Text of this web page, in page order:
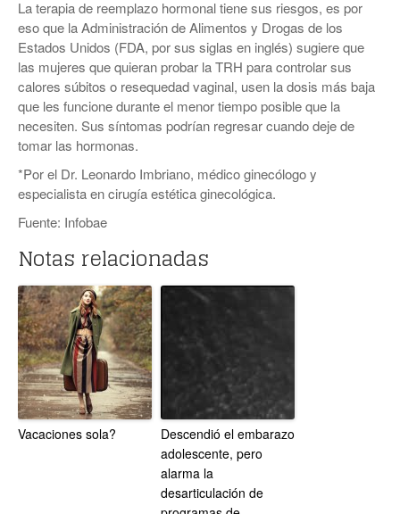
La terapia de reemplazo hormonal tiene sus riesgos, es por
eso que la Administración de Alimentos y Drogas de los
Estados Unidos (FDA, por sus siglas en inglés) sugiere que
las mujeres que quieran probar la TRH para controlar sus
calores súbitos o resequedad vaginal, usen la dosis más baja
que les funcione durante el menor tiempo posible que la
necesiten. Sus síntomas podrían regresar cuando deje de
tomar las hormonas.
*Por el Dr. Leonardo Imbriano, médico ginecólogo y
especialista en cirugía estética ginecológica.
Fuente: Infobae
Notas relacionadas
Vacaciones sola?
Descendió el embarazo
adolescente, pero
alarma la
desarticulación de